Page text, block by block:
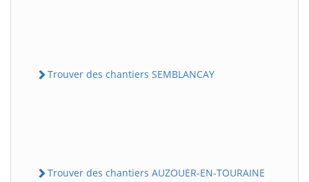
Trouver des chantiers SEMBLANCAY
Trouver des chantiers AUZOUER-EN-TOURAINE